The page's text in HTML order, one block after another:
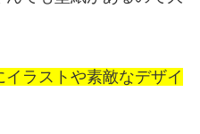
ラストや素敵なデザイ